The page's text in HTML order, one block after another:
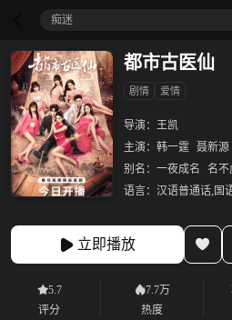
痴迷
都市古医仙
剧情 爱情
导演： 王凯
主演： 韩一霆 聂新源
别名： 一夜成名 名不
语言： 汉语普通话,国
立即播放
5.7
评分
7.7万
热度